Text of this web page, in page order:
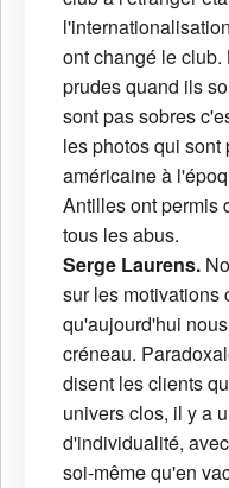
ont changé le
prudes quand ils
sont pas sobres
les photos qui
américaine à
Antilles ont permis
tous les abus.
Serge Laurens.
sur les motivations
qu'aujourd'hui
créneau.
disent les clients
univers clos, il y a
d'individualité,
soi-même qu'en